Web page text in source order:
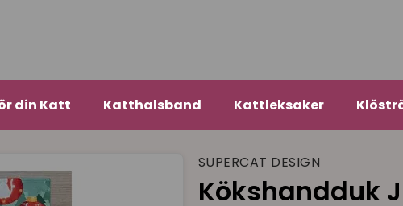
din Katt Katthalsband Kattleksaker
SUPERCAT DESIGN
Kökshandduk